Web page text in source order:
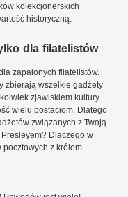
kolekcjonerskich
historyczną.
dla filatelistów
zapalonych filatelistów.
zbierają wszelkie gadżety
zjawiskiem kultury.
wielu postaciom. Dlatego
związanych z Twoją
Dlaczego w
pocztowych z królem